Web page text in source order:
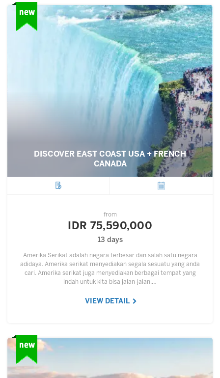
DISCOVER EAST COAST USA + FRENCH
CANADA
from
IDR 75,590,000
13 days
Amerika Serikat adalah negara terbesar dan salah satu negara
adidaya. Amerika serikat menyediakan segala sesuatu yang anda
cari. Amerika serikat juga menyediakan berbagai tempat yang
indah untuk kita bisa jalan-jalan.…
VIEW DETAIL